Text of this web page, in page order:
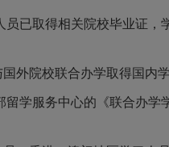
员已取得相关院校毕业证，
国外院校联合办学取得国内
留学服务中心的《联合办学